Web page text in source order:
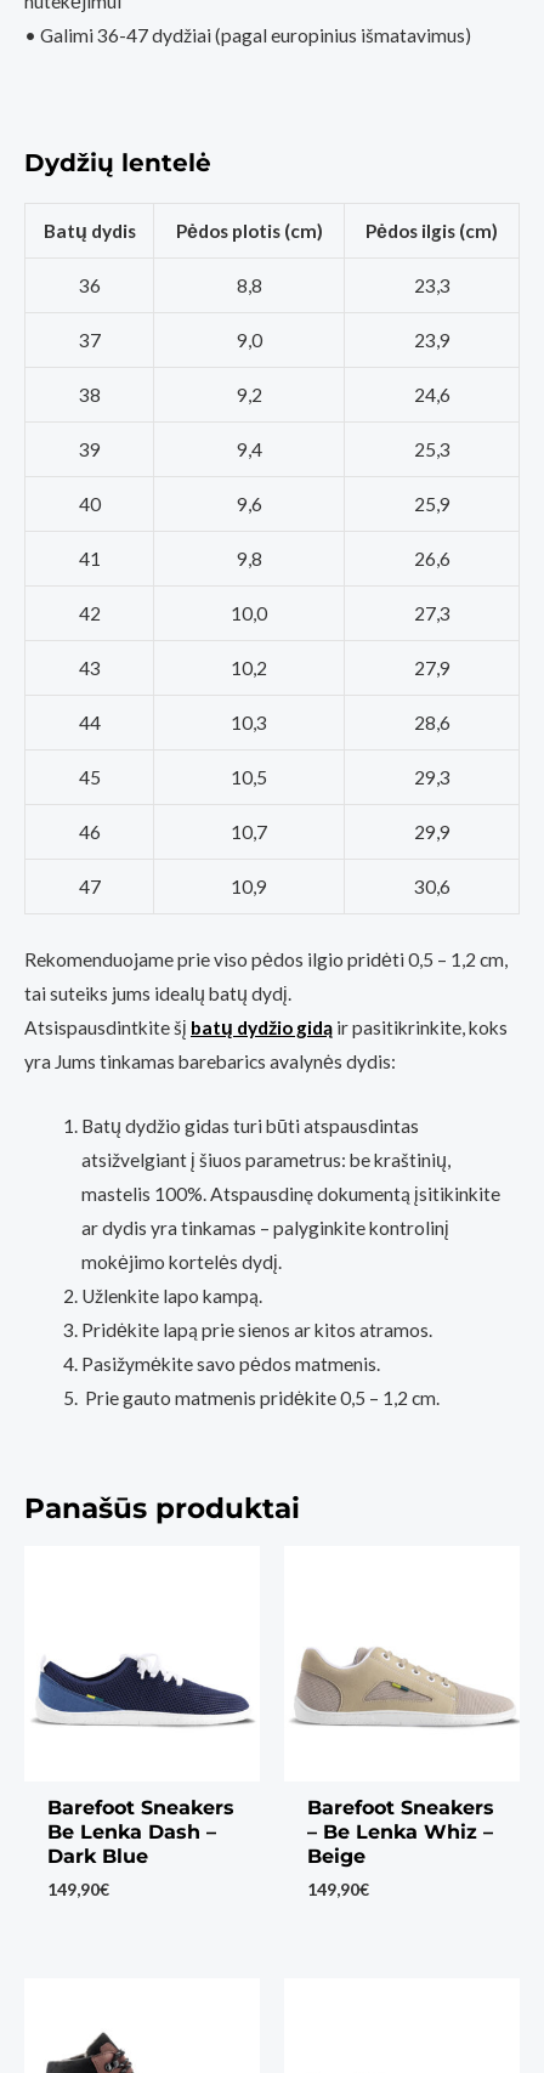
• Galimi 36-47 dydžiai (pagal europinius išmatavimus)
Dydžių lentelė
Batų dydis Pėdos plotis (cm) Pėdos ilgis (cm)
36 8,8 23,3
37 9,0 23,9
38 9,2 24,6
39 9,4 25,3
40 9,6 25,9
41 9,8 26,6
42 10,0 27,3
43 10,2 27,9
44 10,3 28,6
45 10,5 29,3
46 10,7 29,9
47 10,9 30,6
Rekomenduojame prie viso pėdos ilgio pridėti 0,5 – 1,2 cm,
tai suteiks jums idealų batų dydį.
Atsispausdintkite šį batų dydžio gidą ir pasitikrinkite, koks
yra Jums tinkamas barebarics avalynės dydis:
Batų dydžio gidas turi būti atspausdintas
atsižvelgiant į šiuos parametrus: be kraštinių,
mastelis 100%. Atspausdinę dokumentą įsitikinkite
ar dydis yra tinkamas – palyginkite kontrolinį
mokėjimo kortelės dydį.
Užlenkite lapo kampą.
Pridėkite lapą prie sienos ar kitos atramos.
Pasižymėkite savo pėdos matmenis.
Prie gauto matmenis pridėkite 0,5 – 1,2 cm.
Panašūs produktai
Barefoot Sneakers
Be Lenka Dash –
Dark Blue
149,90€
Barefoot Sneakers
– Be Lenka Whiz –
Beige
149,90€